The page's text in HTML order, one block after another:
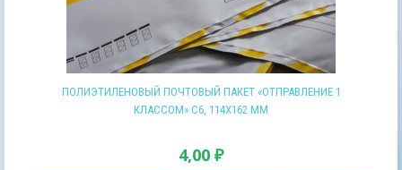
ПОЛИЭТИЛЕНОВЫЙ ПОЧТОВЫЙ ПАКЕТ «ОТПРАВЛЕНИЕ 1
КЛАССОМ» С6, 114Х162 ММ
4,00 ₽